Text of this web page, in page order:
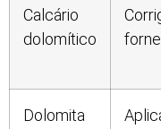
Calcário
dolomítico
Dolomita